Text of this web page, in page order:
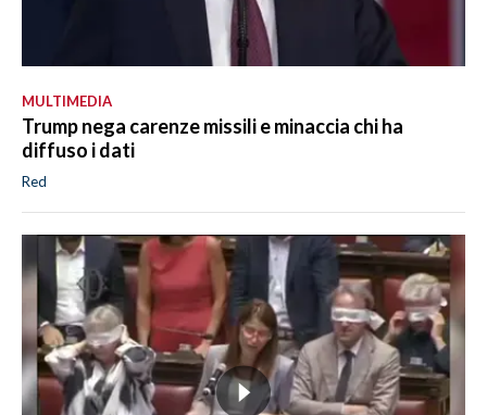
MULTIMEDIA
Trump nega carenze missili e minaccia chi ha
diffuso i dati
Red